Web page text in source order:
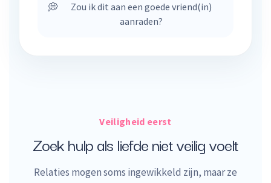
💭
Zou ik dit aan een goede vriend(in)
aanraden?
Veiligheid eerst
Zoek hulp als liefde niet veilig voelt
Relaties mogen soms ingewikkeld zijn, maar ze